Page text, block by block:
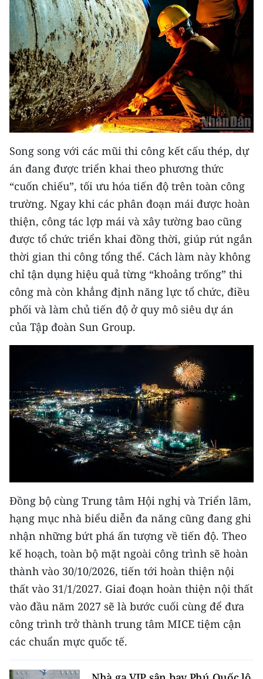
THỜI NAY
NHÂN DÂN CUỐI TUẦN
NHÂN DÂN HẰNG THÁNG
MUA BÁO
ĐỌC BÁO IN
ENGLISH
中文
FRANÇAIS
РУССКИЙ
ESPAÑOL
한국어
Song song với các mũi thi công kết cấu thép, dự
án đang được triển khai theo phương thức
“cuốn chiếu”, tối ưu hóa tiến độ trên toàn công
trường. Ngay khi các phân đoạn mái được hoàn
thiện, công tác lợp mái và xây tường bao cũng
được tổ chức triển khai đồng thời, giúp rút ngắn
thời gian thi công tổng thể. Cách làm này không
chỉ tận dụng hiệu quả từng “khoảng trống” thi
công mà còn khẳng định năng lực tổ chức, điều
phối và làm chủ tiến độ ở quy mô siêu dự án
của Tập đoàn Sun Group.
Đồng bộ cùng Trung tâm Hội nghị và Triển lãm,
hạng mục nhà biểu diễn đa năng cũng đang ghi
nhận những bứt phá ấn tượng về tiến độ. Theo
kế hoạch, toàn bộ mặt ngoài công trình sẽ hoàn
thành vào 30/10/2026, tiến tới hoàn thiện nội
thất vào 31/1/2027. Giai đoạn hoàn thiện nội thất
vào đầu năm 2027 sẽ là bước cuối cùng để đưa
công trình trở thành trung tâm MICE tiệm cận
các chuẩn mực quốc tế.